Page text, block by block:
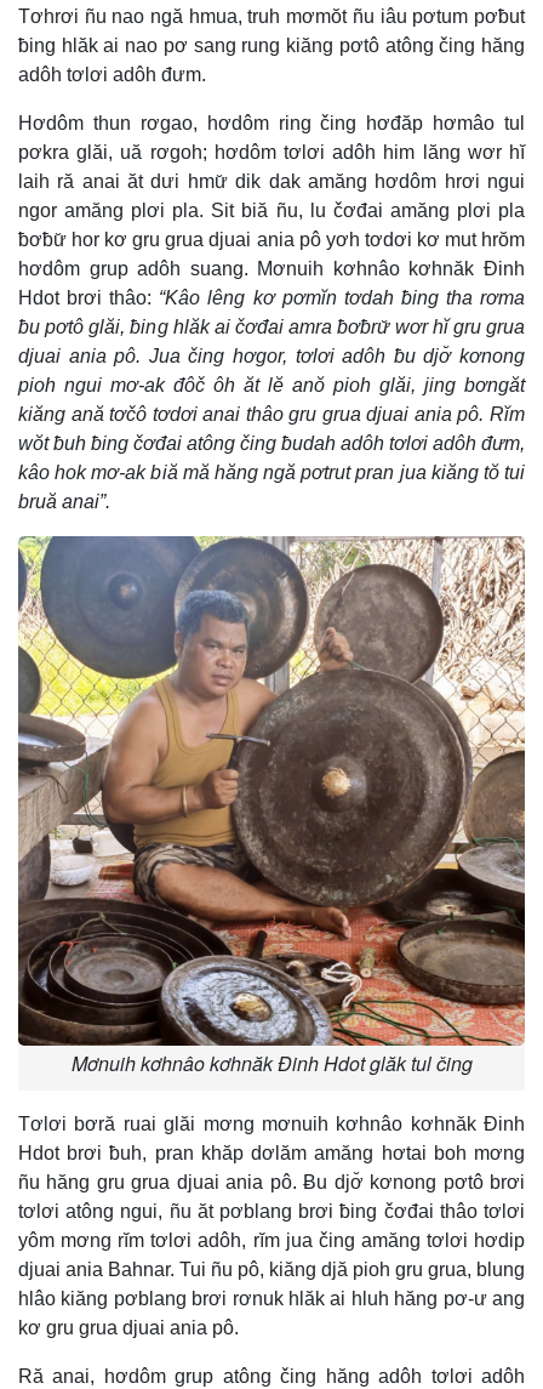
Tơhrơi ñu nao ngă hmua, truh mơmŏt ñu iâu pơtum pơƀut
ƀing hlăk ai nao pơ sang rung kiăng pơtô atông čing hăng
adôh tơlơi adôh đưm.
Hơdôm thun rơgao, hơdôm ring čing hơđăp hơmâo tul
pơkra glăi, uă rơgoh; hơdôm tơlơi adôh him lăng wơr hĭ
laih ră anai ăt dưi hmư̆ dik dak amăng hơdôm hrơi ngui
ngor amăng plơi pla. Sit biă ñu, lu čơđai amăng plơi pla
ƀơƀư̆ hor kơ gru grua djuai ania pô yơh tơdơi kơ mut hrŏm
hơdôm grup adôh suang. Mơnuih kơhnâo kơhnăk Đinh
Hdot brơi thâo: “Kâo lêng kơ pơmĭn tơdah ƀing tha rơma
ƀu pơtô glăi, ƀing hlăk ai čơđai amra ƀơƀrư̆ wơr hĭ gru grua
djuai ania pô. Jua čing hơgor, tơlơi adôh ƀu djơ̆ kơnong
pioh ngui mơ-ak đôč ôh ăt lĕ anŏ pioh glăi, jing bơngăt
kiăng ană tơčô tơdơi anai thâo gru grua djuai ania pô. Rĭm
wŏt ƀuh ƀing čơđai atông čing ƀudah adôh tơlơi adôh đưm,
kâo hok mơ-ak biă mă hăng ngă pơtrut pran jua kiăng tŏ tui
bruă anai”.
Mơnuih kơhnâo kơhnăk Đinh Hdot glăk tul čing
Tơlơi bơră ruai glăi mơng mơnuih kơhnâo kơhnăk Đinh
Hdot brơi ƀuh, pran khăp dơlăm amăng hơtai boh mơng
ñu hăng gru grua djuai ania pô. Ƀu djơ̆ kơnong pơtô brơi
tơlơi atông ngui, ñu ăt pơblang brơi ƀing čơđai thâo tơlơi
yôm mơng rĭm tơlơi adôh, rĭm jua čing amăng tơlơi hơdip
djuai ania Bahnar. Tui ñu pô, kiăng djă pioh gru grua, blung
hlâo kiăng pơblang brơi rơnuk hlăk ai hluh hăng pơ-ư ang
kơ gru grua djuai ania pô.
Ră anai, hơdôm grup atông čing hăng adôh tơlơi adôh